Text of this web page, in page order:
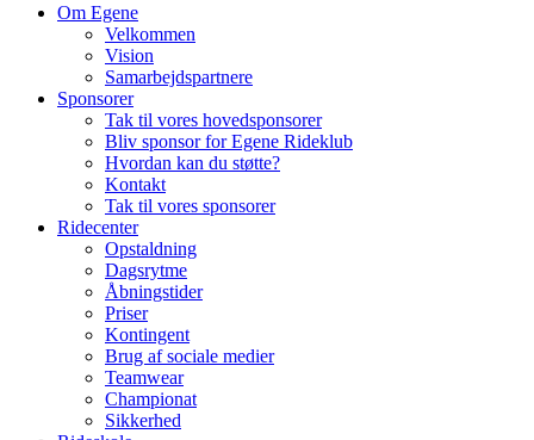
Om Egene
Velkommen
Vision
Samarbejdspartnere
Sponsorer
Tak til vores hovedsponsorer
Bliv sponsor for Egene Rideklub
Hvordan kan du støtte?
Kontakt
Tak til vores sponsorer
Ridecenter
Opstaldning
Dagsrytme
Åbningstider
Priser
Kontingent
Brug af sociale medier
Teamwear
Championat
Sikkerhed